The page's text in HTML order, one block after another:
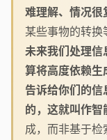
难理解、情况很
某些事物的转换
未来我们处理
算将高度依赖
告诉给你们的
的，这就叫作智
成，而非基于检